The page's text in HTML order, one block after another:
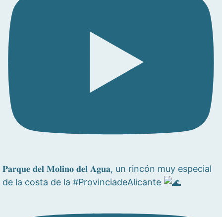
𝐏𝐚𝐫𝐪𝐮𝐞 𝐝𝐞𝐥 𝐌𝐨𝐥𝐢𝐧𝐨 𝐝𝐞𝐥 𝐀𝐠𝐮𝐚, un rincón muy especial
de la costa de la #ProvinciadeAlicante